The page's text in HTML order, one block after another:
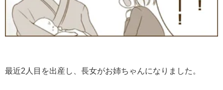
最近2人目を出産し、長女がお姉ちゃんになりました。